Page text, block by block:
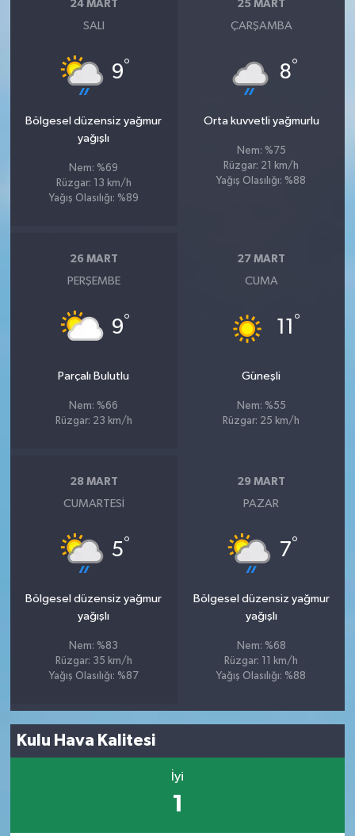
24 MART
SALI
9°
Bölgesel düzensiz yağmur
yağışlı
Nem: %69
Rüzgar: 13 km/h
Yağış Olasılığı: %89
25 MART
ÇARŞAMBA
8°
Orta kuvvetli yağmurlu
Nem: %75
Rüzgar: 21 km/h
Yağış Olasılığı: %88
26 MART
PERŞEMBE
9°
Parçalı Bulutlu
Nem: %66
Rüzgar: 23 km/h
27 MART
CUMA
11 °
Güneşli
Nem: %55
Rüzgar: 25 km/h
28 MART
CUMARTESI
5°
Bölgesel düzensiz yağmur
yağışlı
Nem: %83
Rüzgar: 35 km/h
Yağış Olasılığı: %87
29 MART
PAZAR
7°
Bölgesel düzensiz yağmur
yağışlı
Nem: %68
Rüzgar: 11 km/h
Yağış Olasılığı: %88
Kulu Hava Kalitesi
İyi
1